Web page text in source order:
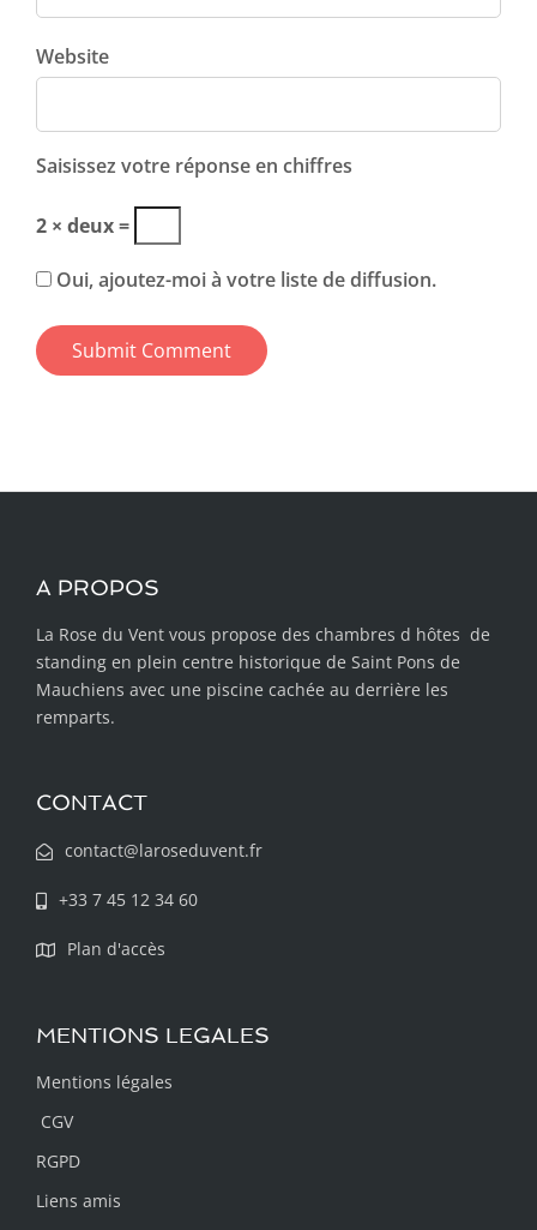
Website
Saisissez votre réponse en chiffres
2 × deux =
Oui, ajoutez-moi à votre liste de diffusion.
A PROPOS
La Rose du Vent vous propose des chambres d hôtes de
standing en plein centre historique de Saint Pons de
Mauchiens avec une piscine cachée au derrière les
remparts.
CONTACT
contact@laroseduvent.fr
+33 7 45 12 34 60
Plan d'accès
MENTIONS LEGALES
Mentions légales
CGV
RGPD
Liens amis